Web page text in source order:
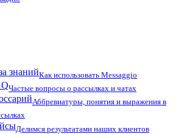
знанийКак использовать Messaggio
Частые вопросы о рассылках и чатах
Аббревиатуры, понятия и выражения в
Делимся результатами наших клиентов